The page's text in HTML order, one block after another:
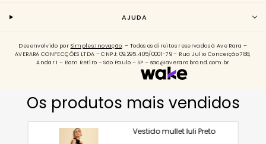
AJUDA
Desenvolvido por Simples.Inovação. – Todos os direitos reservados à Ave Rara –
AVERARA CONFECÇÕES LTDA – CNPJ: 09.295.405/0001-79 – Rua Julio Conceição 788,
Andar 1 – Bom Retiro – São Paulo – SP – sac@averarabrand.com.br